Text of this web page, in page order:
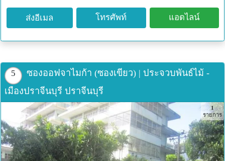
ส่งอีเมล โทรศัพท์ แอดไลน์
5
ซองออฟจาไมก้า (ซองเขียว) | ประจวบพันธ์ไม้ -
เมืองปราจีนบุรี ปราจีนบุรี
1
รายการ